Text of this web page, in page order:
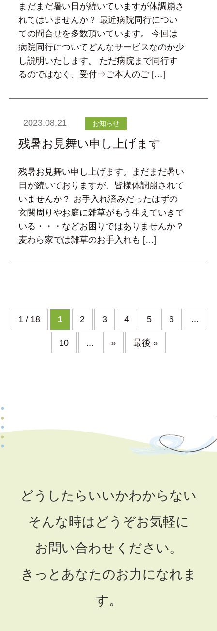
まだまだ暑い日が続いていますが体調崩さ
れてはいませんか？ 最近病院同行につい
ての問合せを多数頂いています。 今回は
病院同行についてどんなサービスなのか少
し説明いたします。 ただ病院まで同行す
るのではなく、受付⇒ご本人のご […]
2023.08.21 お知らせ
残暑お見舞い申し上げます
残暑お見舞い申し上げます。まだまだ暑い
日が続いておりますが、皆様体調崩されて
いませんか？ お手入れ済みだったはずの
玄関周りやお庭に雑草がもう生えていきて
いる・・・などお困りではありませんか？
麦わら家では雑草のお手入れも […]
1 / 18 1 2 3 4 5 6 ...
10 ... » 最後 »
どうしたらいいかわからない
そんな時はどうぞお気軽に
お問い合わせください。
きっとあなたのお力になれま
す。